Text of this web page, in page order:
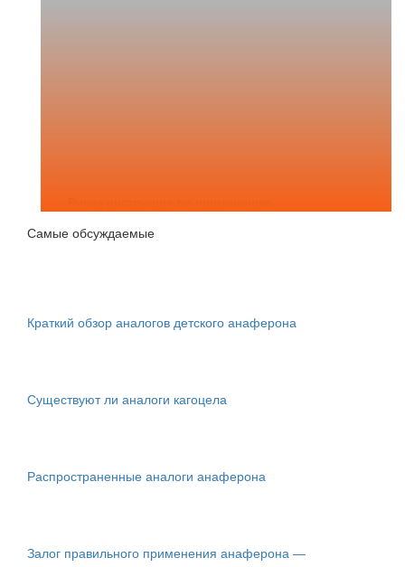
Самые обсуждаемые
Краткий обзор аналогов детского анаферона
Существуют ли аналоги кагоцела
Распространенные аналоги анаферона
Залог правильного применения анаферона —